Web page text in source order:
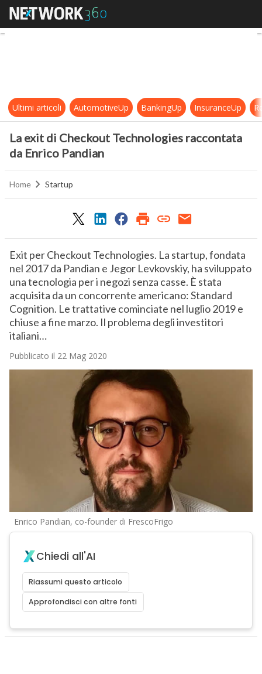
La exit di Checkout Technologies
Ultimi articoli AutomotiveUp BankingUp InsuranceUp
La exit di Checkout Technologies raccontata
da Enrico Pandian
Home Startup
Exit per Checkout Technologies. La startup, fondata
nel 2017 da Pandian e Jegor Levkovskiy, ha sviluppato
una tecnologia per i negozi senza casse. È stata
acquisita da un concorrente americano: Standard
Cognition. Le trattative cominciate nel luglio 2019 e
chiuse a fine marzo. Il problema degli investitori
italiani…
Pubblicato il 22 Mag 2020
Enrico Pandian, co-founder di FrescoFrigo
Chiedi all'AI
Riassumi questo articolo
Approfondisci con altre fonti